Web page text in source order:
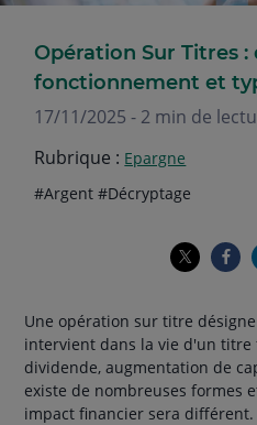
Opération Sur Titres
fonctionnement et
17/11/2025 - 2 min de
Rubrique : Epargne
Thématiques
hashtag
#Argenthashtag
#Décryptage
Une opération sur titre
intervient dans la vie d'un titre
dividende, augmentation de
existe de nombreuses formes
impact financier sera différent.